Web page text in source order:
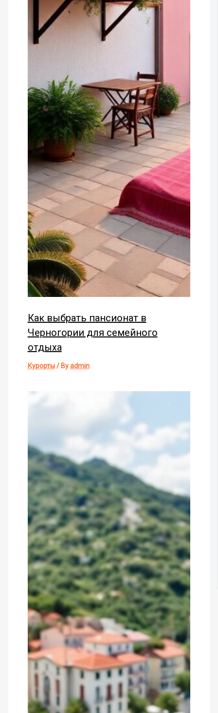
Как выбрать пансионат в
Черногории для семейного
отдыха
Курорты/ Byadmin